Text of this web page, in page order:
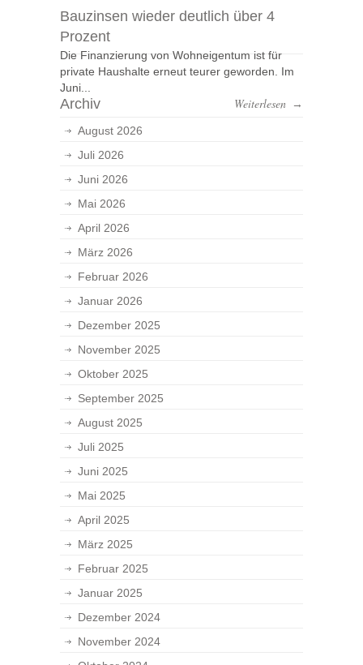
Bauzinsen wieder deutlich über 4
Prozent
Die Finanzierung von Wohneigentum ist für
private Haushalte erneut teurer geworden. Im
Juni...
Weiterlesen →
Archiv
August 2026
Juli 2026
Juni 2026
Mai 2026
April 2026
März 2026
Februar 2026
Januar 2026
Dezember 2025
November 2025
Oktober 2025
September 2025
August 2025
Juli 2025
Juni 2025
Mai 2025
April 2025
März 2025
Februar 2025
Januar 2025
Dezember 2024
November 2024